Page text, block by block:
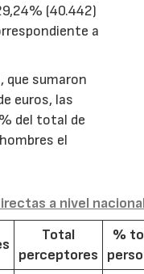
(40.442)
a
que sumaron
euros, las
del total de
el
a nivel
Total
perceptores
%